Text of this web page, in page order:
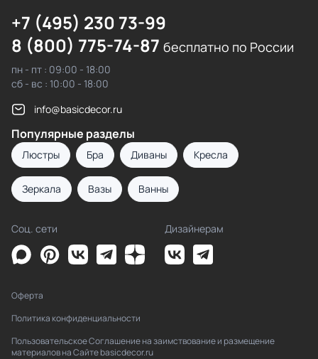
+7 (495) 230 73-99
8 (800) 775-74-87 бесплатно по России
пн - пт : 09:00 - 18:00
сб - вс : 10:00 - 18:00
info@basicdecor.ru
Популярные разделы
Люстры Бра Диваны Кресла
Зеркала Вазы Ванны
Соц. сети Дизайнерам
Оферта
Политика конфиденциальности
Пользовательское Соглашение на заимствование и размещение
материалов на Сайте basicdecor.ru